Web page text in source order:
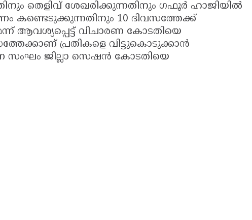
തെളിവ് ശേഖരിക്കുന്നതിനും ഗഫൂർ ഹാജിയിൽ
കണ്ടെടുക്കുന്നതിനും 10 ദിവസത്തേക്ക്
ആവശ്യപ്പെട്ട് വിചാരണ കോടതിയെ
പ്രതികളെ വിട്ടുകൊടുക്കാൻ
സംഘം ജില്ലാ സെഷൻ കോടതിയെ